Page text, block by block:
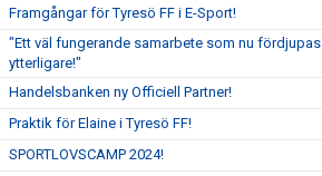
Framgångar för Tyresö FF i E-Sport!
"Ett väl fungerande samarbete som nu fördjupas
ytterligare!"
Handelsbanken ny Officiell Partner!
Praktik för Elaine i Tyresö FF!
SPORTLOVSCAMP 2024!